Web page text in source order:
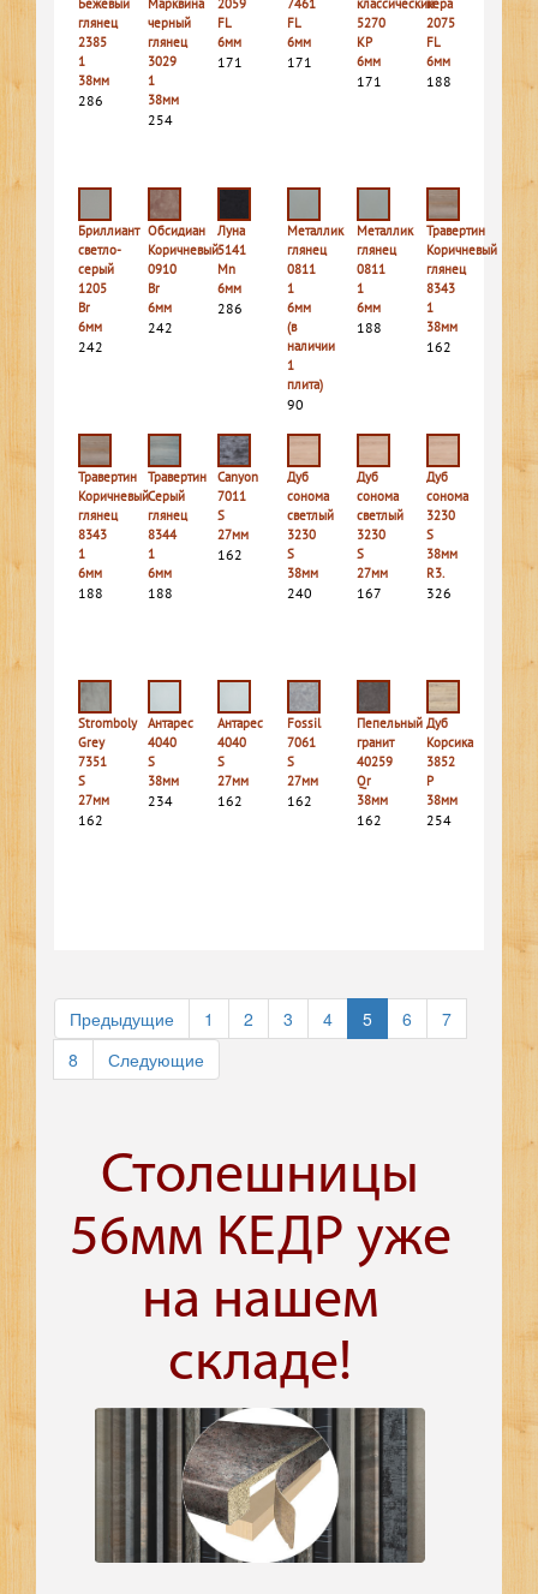
Бежевый
глянец
2385
1
38мм
286
Марквина
черный
глянец
3029
1
38мм
254
2059
FL
6мм
171
7461
FL
6мм
171
классический
5270
КР
6мм
171
кера
2075
FL
6мм
188
Бриллиант
светло-
серый
1205
Br
6мм
242
Обсидиан
Коричневый
0910
Br
6мм
242
Луна
5141
Mn
6мм
286
Металлик
глянец
0811
1
6мм
(в
наличии
1
плита)
90
Металлик
глянец
0811
1
6мм
188
Травертин
Коричневый
глянец
8343
1
38мм
162
Травертин
Коричневый
глянец
8343
1
6мм
188
Травертин
Серый
глянец
8344
1
6мм
188
Canyon
7011
S
27мм
162
Дуб
сонома
светлый
3230
S
38мм
240
Дуб
сонома
светлый
3230
S
27мм
167
Дуб
сонома
3230
S
38мм
R3.
326
Stromboly
Grey
7351
S
27мм
162
Антарес
4040
S
38мм
234
Антарес
4040
S
27мм
162
Fossil
7061
S
27мм
162
Пепельный
гранит
40259
Qr
38мм
162
Дуб
Корсика
3852
P
38мм
254
Предыдущие 1 2 3 4 5 6
7
8
Следующие
Столешницы
56мм КЕДР уже
на нашем
складе!